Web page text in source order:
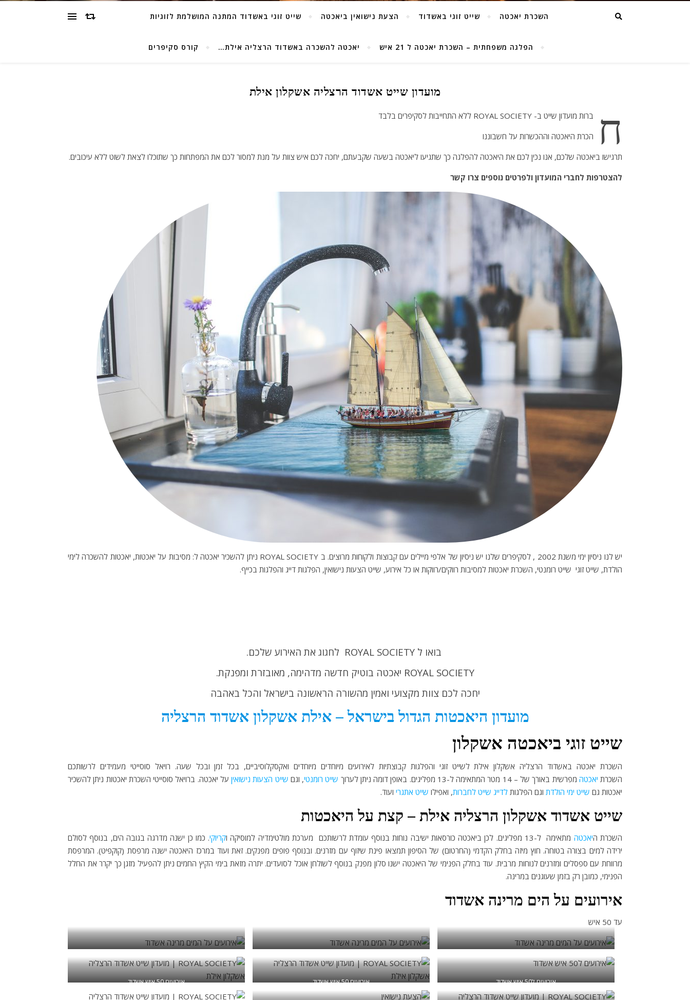
השכרת יאכטה שייט זוגי באשדוד הצעת נישואין ביאכטה שייט זוגי באשדוד המתנה המושלמת לזוגיות
הפלגה משפחתית – השכרת יאכטה ל 21 איש יאכטה להשכרה באשדוד הרצליה אילת… קורס סקיפרים
מועדון שייט אשדוד הרצליה אשקלון אילת
ח
ברות מועדון שייט ב- ROYAL SOCIETY ללא התחייבות לסקיפרים בלבד
הכרת היאכטה וההכשרות על חשבוננו
תרגישו ביאכטה שלכם, אנו נכין לכם את היאכטה להפלגה כך שתגיעו ליאכטה בשעה שקבעתם, יחכה לכם איש צוות על מנת למסור לכם את המפתחות כך שתוכלו לצאת לשוט ללא עיכובים.
להצטרפות לחברי המועדון ולפרטים נוספים צרו קשר
יש לנו ניסיון ימי משנת 2002 , לסקיפרים שלנו יש ניסיון של אלפי מיילים עם קבוצות ולקוחות מרוצים. ב ROYAL SOCIETY ניתן להשכיר יאכטה ל: מסיבות על יאכטות, יאכטות להשכרה לימי
הולדת, שייט זוגי שייט רומנטי, השכרת יאכטות למסיבות רווקים/רווקות או כל אירוע, שייט הצעות נישואין, הפלגות דייג והפלגות בכייף.
בואו ל ROYAL SOCIETY לחגוג את האירוע שלכם.
ROYAL SOCIETY יאכטה בוטיק חדשה מדהימה, מאובזרת ומפנקת.
יחכה לכם צוות מקצועי ואמין מהשורה הראשונה בישראל והכל באהבה
מועדון היאכטות הגדול בישראל – אילת אשקלון אשדוד הרצליה
שייט זוגי ביאכטה אשקלון
השכרת יאכטה באשדוד הרצליה אשקלון אילת לשייט זוגי והפלגות קבוצתיות לאירועים מיוחדים מיוחדים ואקסקלוסיביים, בכל זמן ובכל שעה. רויאל סוסייטי מעמידים לרשותכם
השכרת יאכטה מפרשית באורך של – 14 מטר המתאימה ל-13 מפליגים. באופן דומה ניתן לערוך שייט רומנטי, וגם שייט הצעות נישואין על יאכטה. ברויאל סוסייטי השכרת יאכטות ניתן להשכיר
יאכטות גם שייט ימי הולדת וגם הפלגות לדייג שייט לחברות, ואפילו שייט אתגרי ועוד.
שייט אשדוד אשקלון הרצליה אילת – קצת על היאכטות
השכרת היאכטה מתאימה ל-13 מפליגים. לכן ביאכטה כורסאות ישיבה נוחות בנוסף עומדת לרשותכם מערכת מולטימדיה למוסיקה ו קריוקי. כמו כן ישנה מדרגה בגובה הים, בנוסף לסולם
ירידה למים בצורה בטוחה. חוץ מיזה בחלק הקדמי (החרטום) של הסיפון תמצאו פינת שיזוף עם מזרנים. ובנוסף פופים מפנקים. זאת ועוד במרכז היאכטה ישנה מרפסת (קוקפיט). המרפסת
מרווחת עם ספסלים ומזרנים לנוחות מרבית. עוד בחלק הפנימי של היאכטה ישנו סלון מפנק בנוסף לשולחן אוכל לסועדים. יתרה מזאת בימי הקיץ החמים ניתן להפעיל מזגן כך יקרר את החלל
הפנימי, כמובן רק בזמן שעוגנים במרינה.
אירועים על הים מרינה אשדוד
עד 50 איש
אירועים עלהמים מרינה אשדוד אירועים על המים מרינה אשדוד אירועים על המים מרינה אשדוד
אירועים ל50 איש אשדוד אירועים 50 איש אשדוד אירועים 50 איש אשדוד